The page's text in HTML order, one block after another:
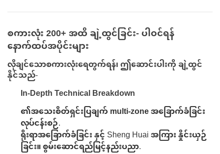
စကားလုံး 200+ အထိ ချဲ့ထွင်ခြင်း- ပါဝင်ရန်
နောက်ထပ်အပိုင်းများ
လိုချင်သောစကားလုံးရေတွက်ရန်၊ ဤဆောင်းပါးကို ချဲ့ထွင်
နိုင်သည်-
In-Depth Technical Breakdown
၏အသေးစိတ်ရှင်းပြချက်multi-zone အခြောက်ခံခြင်း
လုပ်ငန်းစဉ်.
ရိုးရာအခြောက်ခံခြင်း နှင့် Sheng Huai အကြား နှိုင်းယှဉ်
ခြင်း။စွမ်းဆောင်ရည်မြင့်နည်းပညာ.